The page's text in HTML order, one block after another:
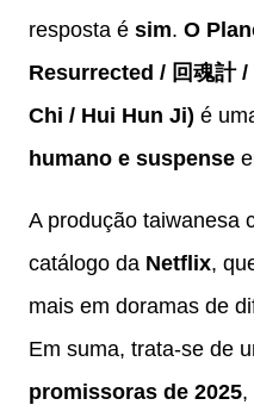
resposta é sim. O
Resurrected / 回魂計
Chi / Hui Hun Ji) é
humano e suspense
A produção taiwanesa
catálogo da Netflix,
mais em doramas de
Em suma, trata-se de
promissoras de 2025,